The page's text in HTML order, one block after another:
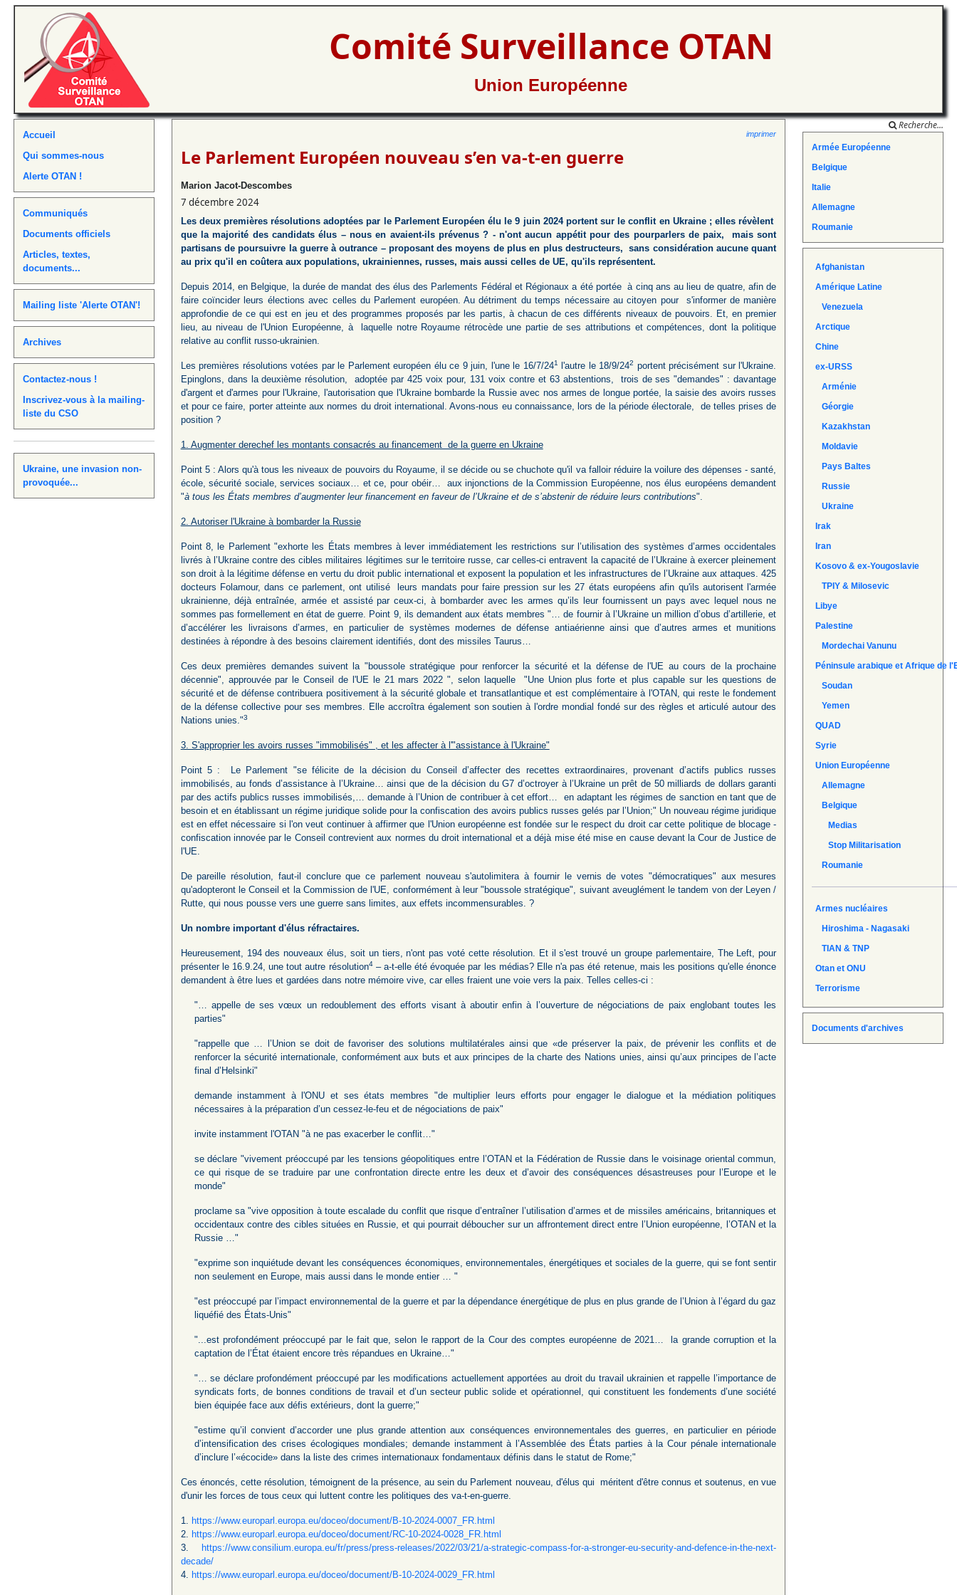
Comité Surveillance OTAN
Union Européenne
Accueil
Qui sommes-nous
Alerte OTAN !
Communiqués
Documents officiels
Articles, textes,
documents...
Mailing liste 'Alerte OTAN'!
Archives
Contactez-nous !
Inscrivez-vous à la mailing-
liste du CSO
Ukraine, une invasion non-
provoquée...
imprimer
Le Parlement Européen nouveau s’en va-t-en guerre
Marion Jacot-Descombes
7 décembre 2024
Les deux premières résolutions adoptées par le Parlement Européen élu le 9 juin 2024 portent sur le conflit en Ukraine ; elles révèlent
que la majorité des candidats élus – nous en avaient-ils prévenus ? - n'ont aucun appétit pour des pourparlers de paix, mais sont
partisans de poursuivre la guerre à outrance – proposant des moyens de plus en plus destructeurs, sans considération aucune quant
au prix qu'il en coûtera aux populations, ukrainiennes, russes, mais aussi celles de UE, qu'ils représentent.
Depuis 2014, en Belgique, la durée de mandat des élus des Parlements Fédéral et Régionaux a été portée à cinq ans au lieu de quatre, afin de
faire coïncider leurs élections avec celles du Parlement européen. Au détriment du temps nécessaire au citoyen pour s'informer de manière
approfondie de ce qui est en jeu et des programmes proposés par les partis, à chacun de ces différents niveaux de pouvoirs. Et, en premier
lieu, au niveau de l'Union Européenne, à laquelle notre Royaume rétrocède une partie de ses attributions et compétences, dont la politique
relative au conflit russo-ukrainien.
Les premières résolutions votées par le Parlement européen élu ce 9 juin, l'une le 16/7/241 l'autre le 18/9/242 portent précisément sur l'Ukraine.
Epinglons, dans la deuxième résolution, adoptée par 425 voix pour, 131 voix contre et 63 abstentions, trois de ses "demandes" : davantage
d'argent et d'armes pour l'Ukraine, l'autorisation que l'Ukraine bombarde la Russie avec nos armes de longue portée, la saisie des avoirs russes
et pour ce faire, porter atteinte aux normes du droit international. Avons-nous eu connaissance, lors de la période électorale, de telles prises de
position ?
1. Augmenter derechef les montants consacrés au financement de la guerre en Ukraine
Point 5 : Alors qu'à tous les niveaux de pouvoirs du Royaume, il se décide ou se chuchote qu'il va falloir réduire la voilure des dépenses - santé,
école, sécurité sociale, services sociaux… et ce, pour obéir… aux injonctions de la Commission Européenne, nos élus européens demandent
"à tous les États membres d’augmenter leur financement en faveur de l’Ukraine et de s’abstenir de réduire leurs contributions".
2. Autoriser l'Ukraine à bombarder la Russie
Point 8, le Parlement "exhorte les États membres à lever immédiatement les restrictions sur l’utilisation des systèmes d’armes occidentales
livrés à l’Ukraine contre des cibles militaires légitimes sur le territoire russe, car celles-ci entravent la capacité de l’Ukraine à exercer pleinement
son droit à la légitime défense en vertu du droit public international et exposent la population et les infrastructures de l’Ukraine aux attaques. 425
docteurs Folamour, dans ce parlement, ont utilisé leurs mandats pour faire pression sur les 27 états européens afin qu'ils autorisent l'armée
ukrainienne, déjà entraînée, armée et assisté par ceux-ci, à bombarder avec les armes qu’ils leur fournissent un pays avec lequel nous ne
sommes pas formellement en état de guerre. Point 9, ils demandent aux états membres "… de fournir à l’Ukraine un million d’obus d’artillerie, et
d’accélérer les livraisons d’armes, en particulier de systèmes modernes de défense antiaérienne ainsi que d’autres armes et munitions
destinées à répondre à des besoins clairement identifiés, dont des missiles Taurus…
Ces deux premières demandes suivent la "boussole stratégique pour renforcer la sécurité et la défense de l'UE au cours de la prochaine
décennie", approuvée par le Conseil de l'UE le 21 mars 2022 ", selon laquelle "Une Union plus forte et plus capable sur les questions de
sécurité et de défense contribuera positivement à la sécurité globale et transatlantique et est complémentaire à l'OTAN, qui reste le fondement
de la défense collective pour ses membres. Elle accroîtra également son soutien à l'ordre mondial fondé sur des règles et articulé autour des
Nations unies."3
3. S'approprier les avoirs russes "immobilisés" , et les affecter à l'"assistance à l'Ukraine"
Point 5 : Le Parlement "se félicite de la décision du Conseil d’affecter des recettes extraordinaires, provenant d’actifs publics russes
immobilisés, au fonds d’assistance à l’Ukraine… ainsi que de la décision du G7 d’octroyer à l’Ukraine un prêt de 50 milliards de dollars garanti
par des actifs publics russes immobilisés,… demande à l’Union de contribuer à cet effort… en adaptant les régimes de sanction en tant que de
besoin et en établissant un régime juridique solide pour la confiscation des avoirs publics russes gelés par l’Union;" Un nouveau régime juridique
est en effet nécessaire si l'on veut continuer à affirmer que l'Union européenne est fondée sur le respect du droit car cette politique de blocage -
confiscation innovée par le Conseil contrevient aux normes du droit international et a déjà mise été mise en cause devant la Cour de Justice de
l'UE.
De pareille résolution, faut-il conclure que ce parlement nouveau s'autolimitera à fournir le vernis de votes "démocratiques" aux mesures
qu'adopteront le Conseil et la Commission de l'UE, conformément à leur "boussole stratégique", suivant aveuglément le tandem von der Leyen /
Rutte, qui nous pousse vers une guerre sans limites, aux effets incommensurables. ?
Un nombre important d'élus réfractaires.
Heureusement, 194 des nouveaux élus, soit un tiers, n'ont pas voté cette résolution. Et il s'est trouvé un groupe parlementaire, The Left, pour
présenter le 16.9.24, une tout autre résolution4– a-t-elle été évoquée par les médias? Elle n'a pas été retenue, mais les positions qu'elle énonce
demandent à être lues et gardées dans notre mémoire vive, car elles fraient une voie vers la paix. Telles celles-ci :
"… appelle de ses vœux un redoublement des efforts visant à aboutir enfin à l’ouverture de négociations de paix englobant toutes les
parties"
"rappelle que … l’Union se doit de favoriser des solutions multilatérales ainsi que «de préserver la paix, de prévenir les conflits et de
renforcer la sécurité internationale, conformément aux buts et aux principes de la charte des Nations unies, ainsi qu’aux principes de l’acte
final d’Helsinki"
demande instamment à l'ONU et ses états membres "de multiplier leurs efforts pour engager le dialogue et la médiation politiques
nécessaires à la préparation d’un cessez-le-feu et de négociations de paix"
invite instamment l'OTAN "à ne pas exacerber le conflit…"
se déclare "vivement préoccupé par les tensions géopolitiques entre l’OTAN et la Fédération de Russie dans le voisinage oriental commun,
ce qui risque de se traduire par une confrontation directe entre les deux et d’avoir des conséquences désastreuses pour l’Europe et le
monde"
proclame sa "vive opposition à toute escalade du conflit que risque d’entraîner l’utilisation d’armes et de missiles américains, britanniques et
occidentaux contre des cibles situées en Russie, et qui pourrait déboucher sur un affrontement direct entre l’Union européenne, l’OTAN et la
Russie …"
"exprime son inquiétude devant les conséquences économiques, environnementales, énergétiques et sociales de la guerre, qui se font sentir
non seulement en Europe, mais aussi dans le monde entier … "
"est préoccupé par l’impact environnemental de la guerre et par la dépendance énergétique de plus en plus grande de l’Union à l’égard du gaz
liquéfié des États-Unis"
"...est profondément préoccupé par le fait que, selon le rapport de la Cour des comptes européenne de 2021… la grande corruption et la
captation de l’État étaient encore très répandues en Ukraine…"
"… se déclare profondément préoccupé par les modifications actuellement apportées au droit du travail ukrainien et rappelle l’importance de
syndicats forts, de bonnes conditions de travail et d’un secteur public solide et opérationnel, qui constituent les fondements d’une société
bien équipée face aux défis extérieurs, dont la guerre;"
"estime qu’il convient d’accorder une plus grande attention aux conséquences environnementales des guerres, en particulier en période
d’intensification des crises écologiques mondiales; demande instamment à l’Assemblée des États parties à la Cour pénale internationale
d’inclure l’«écocide» dans la liste des crimes internationaux fondamentaux définis dans le statut de Rome;"
Ces énoncés, cette résolution, témoignent de la présence, au sein du Parlement nouveau, d'élus qui méritent d'être connus et soutenus, en vue
d'unir les forces de tous ceux qui luttent contre les politiques des va-t-en-guerre.
1. https://www.europarl.europa.eu/doceo/document/B-10-2024-0007_FR.html
2. https://www.europarl.europa.eu/doceo/document/RC-10-2024-0028_FR.html
3.
https://www.consilium.europa.eu/fr/press/press-releases/2022/03/21/a-strategic-compass-for-a-stronger-eu-security-and-defence-in-the-next-
decade/
4. https://www.europarl.europa.eu/doceo/document/B-10-2024-0029_FR.html
Recherche...
Armée Européenne
Belgique
Italie
Allemagne
Roumanie
Afghanistan
Amérique Latine
Venezuela
Arctique
Chine
ex-URSS
Arménie
Géorgie
Kazakhstan
Moldavie
Pays Baltes
Russie
Ukraine
Irak
Iran
Kosovo & ex-Yougoslavie
TPIY & Milosevic
Libye
Palestine
Mordechai Vanunu
Péninsule arabique et Afrique de
Soudan
Yemen
QUAD
Syrie
Union Européenne
Allemagne
Belgique
Medias
Stop Militarisation
Roumanie
Armes nucléaires
Hiroshima - Nagasaki
TIAN & TNP
Otan et ONU
Terrorisme
Documents d'archives